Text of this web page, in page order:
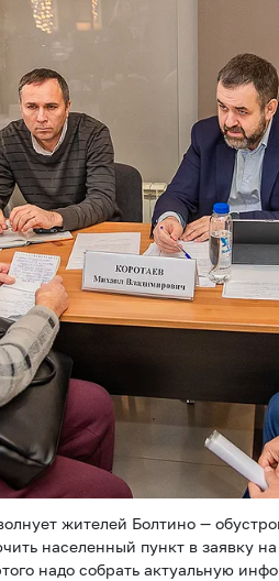
жителей Болтино —
населенный пункт в заявку
надо собрать актуальную